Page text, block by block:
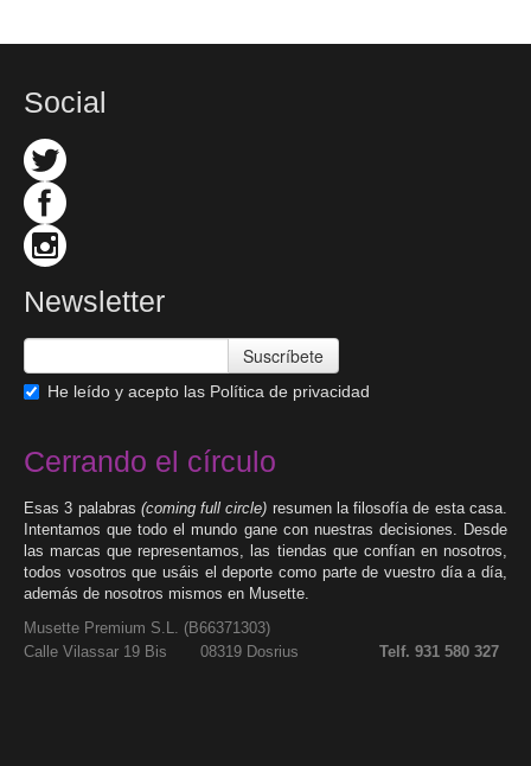
Social
Newsletter
Suscríbete
He leído y acepto las Política de privacidad
Cerrando el círculo
Esas 3 palabras (coming full circle) resumen la filosofía de esta casa.
Intentamos que todo el mundo gane con nuestras decisiones. Desde
las marcas que representamos, las tiendas que confían en nosotros,
todos vosotros que usáis el deporte como parte de vuestro día a día,
además de nosotros mismos en Musette.
Musette Premium S.L. (B66371303)
Calle Vilassar 19 Bis 08319 Dosrius Telf. 931 580 327